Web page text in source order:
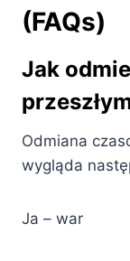
(FAQs)
Jak
Odmiana
wygląda
Ja – war